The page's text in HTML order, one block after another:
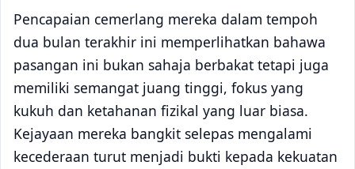
Pencapaian cemerlang mereka dalam tempoh
dua bulan terakhir ini memperlihatkan bahawa
pasangan ini bukan sahaja berbakat tetapi juga
memiliki semangat juang tinggi, fokus yang
kukuh dan ketahanan fizikal yang luar biasa.
Kejayaan mereka bangkit selepas mengalami
kecederaan turut menjadi bukti kepada kekuatan